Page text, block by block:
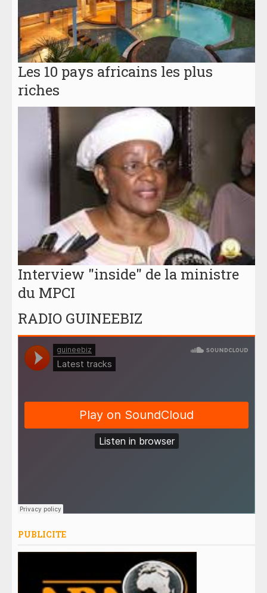
Les 10 pays africains les plus
riches
Interview "inside" de la ministre
du MPCI
RADIO GUINEEBIZ
PUBLICITE